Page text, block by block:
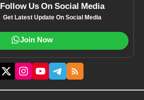
Follow Us On Social Media
Get Latest Update On Social Media
Join Now